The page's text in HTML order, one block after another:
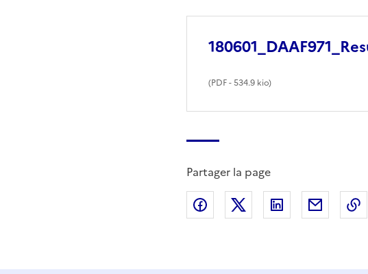
(PDF- 534.9 kio)
Partager la page
Partager sur Facebook
Partager sur X
Partager sur